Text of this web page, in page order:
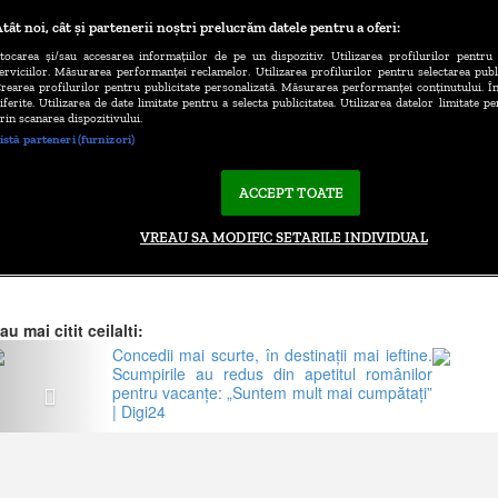
mai citit ceilalti:
Concedii mai scurte, în destinații mai ieftine.
Scumpirile au redus din apetitul românilor
pentru vacanțe: „Suntem mult mai cumpătați”
| Digi24
Previous